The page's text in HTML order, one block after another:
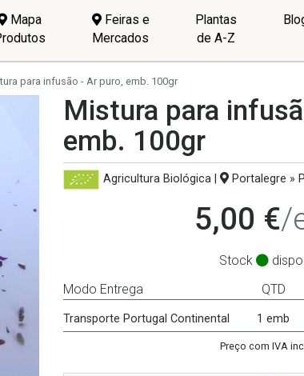
Mapa
Feiras e
Mercados
Plantas
de A-Z
para infusão - Ar puro, emb. 100gr
Mistura para
emb. 100gr
Agricultura Biológica| Portalegre »
5,00 €/
Stock
Modo Entrega
QTD
Transporte Portugal Continental 1 emb
Preço com IVA